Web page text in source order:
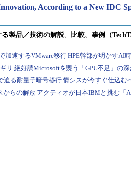
According to a New IDC